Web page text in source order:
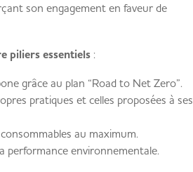
son engagement en faveur de
piliers essentiels:
grâce au plan “Road to Net Zero”.
pratiques et celles proposées à ses
au maximum.
performance environnementale.